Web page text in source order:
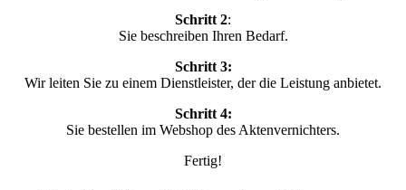
Schritt 2:
Sie beschreiben Ihren Bedarf.
Schritt 3:
Wir leiten Sie zu einem Dienstleister, der die Leistung anbietet.
Schritt 4:
Sie bestellen im Webshop des Aktenvernichters.
Fertig!